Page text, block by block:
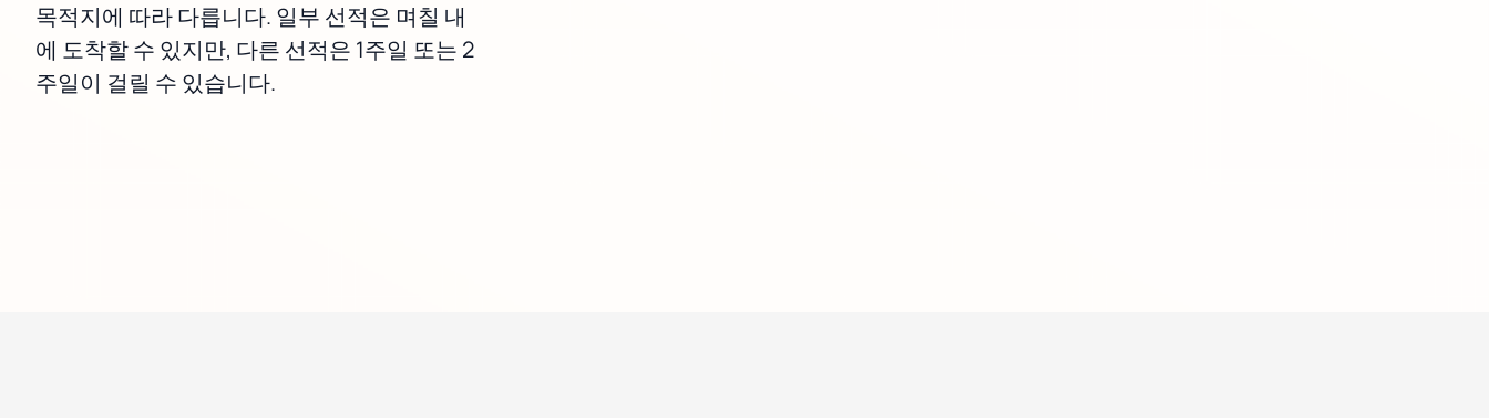
목적지에 따라 다릅니다. 일부 선적은 며칠 내
에 도착할 수 있지만, 다른 선적은 1주일 또는 2
주일이 걸릴 수 있습니다.